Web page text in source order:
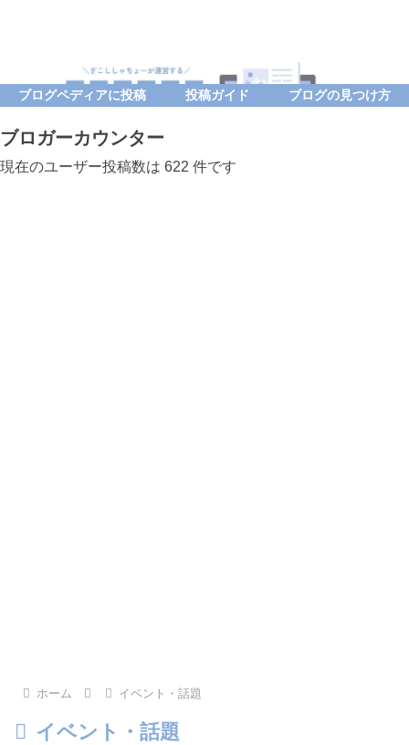
ブログペディアに投稿 投稿ガイド ブログの見つけ方
ブロガーカウンター
現在のユーザー投稿数は 622 件です
ホーム イベント・話題
イベント・話題